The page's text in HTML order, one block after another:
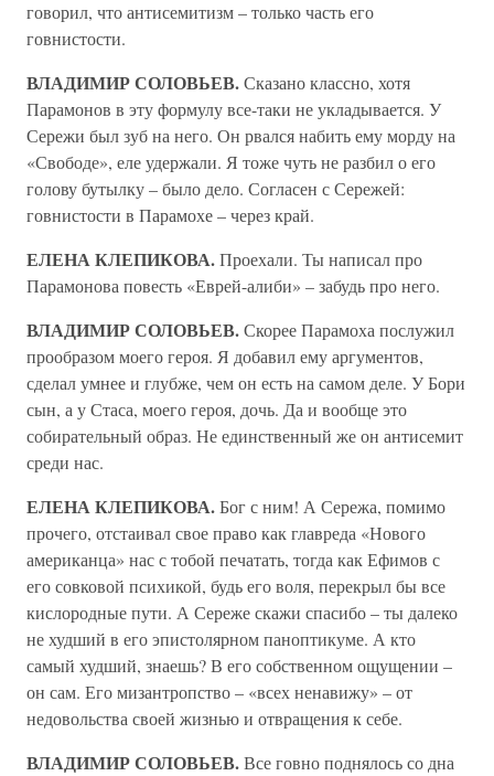
говорил, что антисемитизм – только часть его
говнистости.
ВЛАДИМИР СОЛОВЬЕВ.Сказано классно, хотя
Парамонов в эту формулу все-таки не укладывается. У
Сережи был зуб на него. Он рвался набить ему морду на
«Свободе», еле удержали. Я тоже чуть не разбил о его
голову бутылку – было дело. Согласен с Сережей:
говнистости в Парамохе – через край.
ЕЛЕНА КЛЕПИКОВА.Проехали. Ты написал про
Парамонова повесть «Еврей-алиби» – забудь про него.
ВЛАДИМИР СОЛОВЬЕВ.Скорее Парамоха послужил
прообразом моего героя. Я добавил ему аргументов,
сделал умнее и глубже, чем он есть на самом деле. У Бори
сын, а у Стаса, моего героя, дочь. Да и вообще это
собирательный образ. Не единственный же он антисемит
среди нас.
ЕЛЕНА КЛЕПИКОВА.Бог с ним! А Сережа, помимо
прочего, отстаивал свое право как главреда «Нового
американца» нас с тобой печатать, тогда как Ефимов с
его совковой психикой, будь его воля, перекрыл бы все
кислородные пути. А Сереже скажи спасибо – ты далеко
не худший в его эпистолярном паноптикуме. А кто
самый худший, знаешь? В его собственном ощущении –
он сам. Его мизантропство – «всех ненавижу» – от
недовольства своей жизнью и отвращения к себе.
ВЛАДИМИР СОЛОВЬЕВ.Все говно поднялось со дна